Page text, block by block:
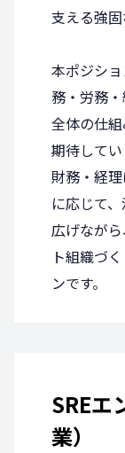
支える強固
本ポジシ
務・労務
全体の仕
期待してい
財務・経
に応じて
広げなが
ト組織づ
ンです。
SREエ
業）